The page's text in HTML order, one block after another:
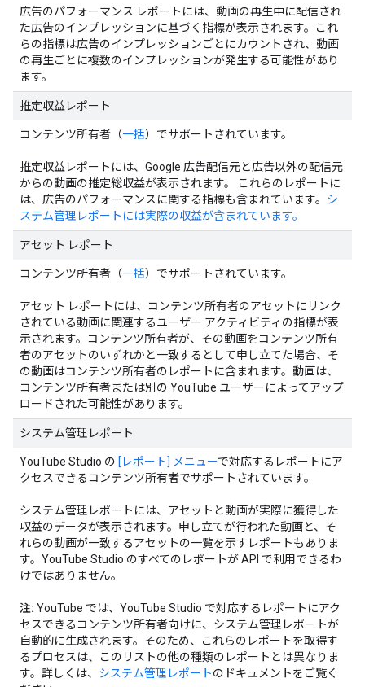
広告のパフォーマンス レポートには、動画の再生中に配信され
た広告のインプレッションに基づく指標が表示されます。これ
らの指標は広告のインプレッションごとにカウントされ、動画
の再生ごとに複数のインプレッションが発生する可能性があり
ます。
推定収益レポート
コンテンツ所有者（一括）でサポートされています。
推定収益レポートには、Google 広告配信元と広告以外の配信元
からの動画の推定総収益が表示されます。
これらのレポートに
は、広告のパフォーマンスに関する指標も含まれています。 シ
ステム管理レポートには実際の収益が含まれています。
アセット レポート
コンテンツ所有者（一括）でサポートされています。
アセット レポートには、コンテンツ所有者のアセットにリンク
されている動画に関連するユーザー アクティビティの指標が表
示されます。コンテンツ所有者が、その動画をコンテンツ所有
者のアセットのいずれかと一致するとして申し立てた場合、そ
の動画はコンテンツ所有者のレポートに含まれます。動画は、
コンテンツ所有者または別の YouTube ユーザーによってアップ
ロードされた可能性があります。
システム管理レポート
YouTube Studio の [レポート] メニューで対応するレポートにア
クセスできるコンテンツ所有者でサポートされています。
システム管理レポートには、アセットと動画が実際に獲得した
収益のデータが表示されます。申し立てが行われた動画と、そ
れらの動画が一致するアセットの一覧を示すレポートもありま
す。YouTube Studio のすべてのレポートが API で利用できるわ
けではありません。
注: YouTube では、YouTube Studio で対応するレポートにアク
セスできるコンテンツ所有者向けに、システム管理レポートが
自動的に生成されます。そのため、これらのレポートを取得す
るプロセスは、このリストの他の種類のレポートとは異なりま
す。詳しくは、 システム管理レポートのドキュメントをご覧く